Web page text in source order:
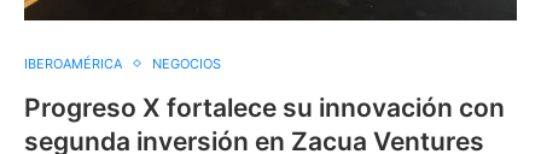
IBEROAMÉRICA NEGOCIOS
Progreso X fortalece su innovación con
segunda inversión en Zacua Ventures